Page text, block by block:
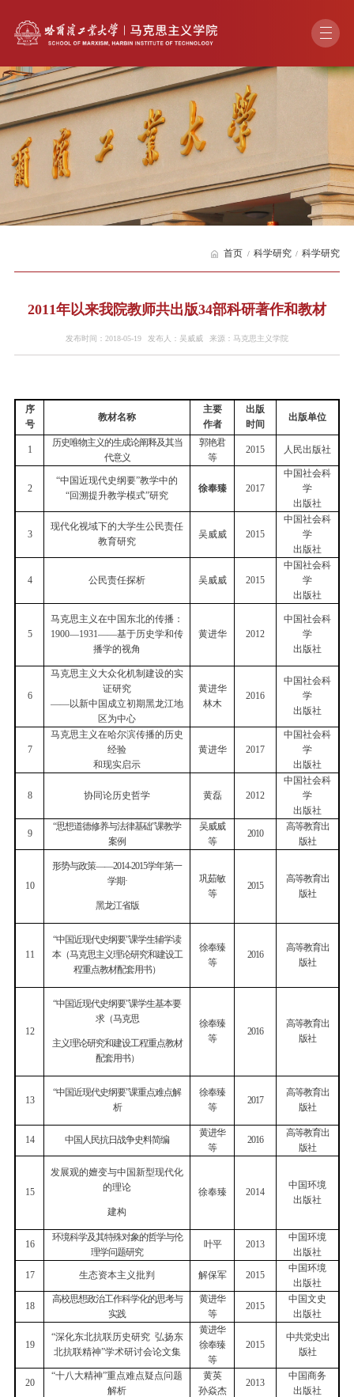
首页 科学研究 科学研究
2011年以来我院教师共出版34部科研著作和教材
发布时间：2018-05-19 发布人：吴威威 来源：马克思主义学院
序
号
教材名称
主要
作者
出版
时间
出版单位
1
历史唯物主义的生成论阐释及其当
代意义
郭艳君
等
2015 人民出版社
2
“中国近现代史纲要”教学中的
“回溯提升教学模式”研究
徐奉臻 2017
中国社会科
学
出版社
3
现代化视域下的大学生公民责任
教育研究
吴威威 2015
中国社会科
学
出版社
4 公民责任探析 吴威威 2015
中国社会科
学
出版社
5
马克思主义在中国东北的传播：
1900—1931 ——基于历史学和传
播学的视角
黄进华 2012
中国社会科
学
出版社
6
马克思主义大众化机制建设的实
证研究
——以新中国成立初期黑龙江地
区为中心
黄进华
林木
2016
中国社会科
学
出版社
7
马克思主义在哈尔滨传播的历史
经验
和现实启示
黄进华 2017
中国社会科
学
出版社
8 协同论历史哲学 黄磊 2012
中国社会科
学
出版社
9
“思想道德修养与法律基础”课教学
案例
吴威威
等
2010
高等教育出
版社
10
形势与政策——2014-2015学年第一
学期·
黑龙江省版
巩茹敏
等
2015
高等教育出
版社
11
“中国近现代史纲要”课学生辅学读
本（马克思主义理论研究和建设工
程重点教材配套用书）
徐奉臻
等
2016
高等教育出
版社
12
“中国近现代史纲要”课学生基本要
求（马克思
主义理论研究和建设工程重点教材
配套用书）
徐奉臻
等
2016
高等教育出
版社
13
“中国近现代史纲要”课重点难点解
析
徐奉臻
等
2017
高等教育出
版社
14 中国人民抗日战争史料简编
黄进华
等
2016
高等教育出
版社
15
发展观的嬗变与中国新型现代化
的理论
建构
徐奉臻 2014
中国环境
出版社
16
环境科学及其特殊对象的哲学与伦
理学问题研究
叶平 2013
中国环境
出版社
17 生态资本主义批判 解保军 2015
中国环境
出版社
18
高校思想政治工作科学化的思考与
实践
黄进华
等
2015
中国文史
出版社
19
“深化东北抗联历史研究 弘扬东
北抗联精神”学术研讨会论文集
黄进华
徐奉臻
等
2015
中共党史出
版社
20
“十八大精神”重点难点疑点问题
解析
黄英
孙焱杰
2013
中国商务
出版社